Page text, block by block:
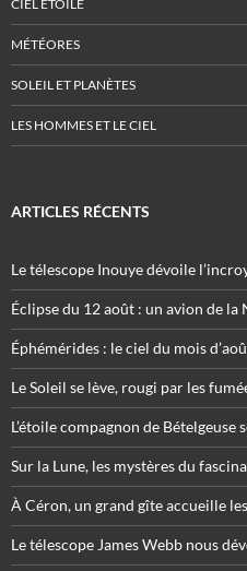
CIEL ÉTOILÉ
MÉTÉORES
SOLEIL ET PLANÈTES
LES HOMMES ET LE CIEL
ARTICLES RÉCENTS
Le télescope Inouye dévoile
Éclipse du 12 août : un avion de la
Éphémérides : le ciel du mois
Le Soleil se lève, rougi par les
L’étoile compagnon de Bételgeuse
Sur la Lune, les mystères du
À Céron, un grand gîte accueille
Le télescope James Webb nous